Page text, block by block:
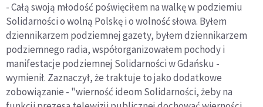
- Całą swoją młodość poświęciłem na walkę w podziemiu
Solidarności o wolną Polskę i o wolność słowa. Byłem
dziennikarzem podziemnej gazety, byłem dziennikarzem
podziemnego radia, współorganizowałem pochody i
manifestacje podziemnej Solidarności w Gdańsku -
wymienił. Zaznaczył, że traktuje to jako dodatkowe
zobowiązanie - "wierność ideom Solidarności, żeby na